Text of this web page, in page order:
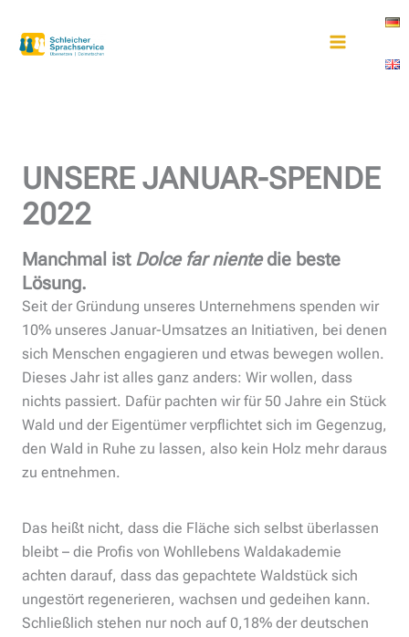
Inhalt
springen
UNSERE JANUAR-SPENDE
2022
Manchmal ist Dolce far nientedie beste
Lösung.
Seit der Gründung unseres Unternehmens spenden wir
10% unseres Januar-Umsatzes an Initiativen, bei denen
sich Menschen engagieren und etwas bewegen wollen.
Dieses Jahr ist alles ganz anders: Wir wollen, dass
nichts passiert. Dafür pachten wir für 50 Jahre ein Stück
Wald und der Eigentümer verpflichtet sich im Gegenzug,
den Wald in Ruhe zu lassen, also kein Holz mehr daraus
zu entnehmen.
Das heißt nicht, dass die Fläche sich selbst überlassen
bleibt – die Profis von Wohllebens Waldakademie
achten darauf, dass das gepachtete Waldstück sich
ungestört regenerieren, wachsen und gedeihen kann.
Schließlich stehen nur noch auf 0,18% der deutschen